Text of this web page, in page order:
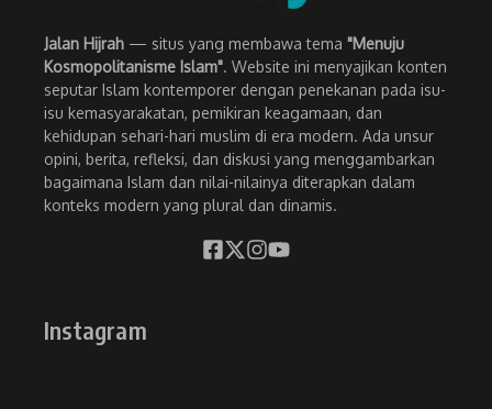
Jalan Hijrah — situs yang membawa tema "Menuju
Kosmopolitanisme Islam". Website ini menyajikan konten
seputar Islam kontemporer dengan penekanan pada isu-
isu kemasyarakatan, pemikiran keagamaan, dan
kehidupan sehari-hari muslim di era modern. Ada unsur
opini, berita, refleksi, dan diskusi yang menggambarkan
bagaimana Islam dan nilai-nilainya diterapkan dalam
konteks modern yang plural dan dinamis.
Instagram